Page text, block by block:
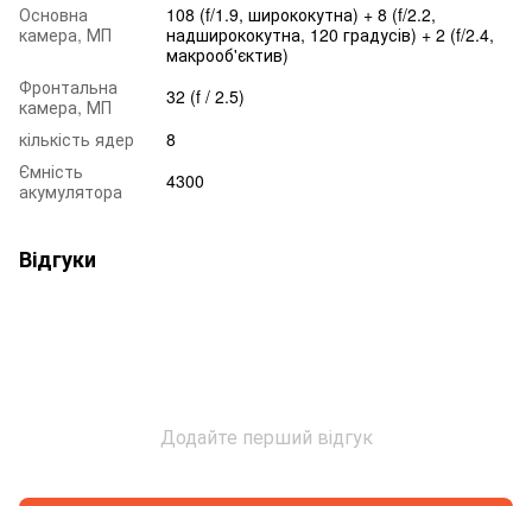
Основна
камера, МП
108 (f/1.9, ширококутна) + 8 (f/2.2,
надширококутна, 120 градусів) + 2 (f/2.4,
макрооб'єктив)
Фронтальна
камера, МП
32 (f / 2.5)
кількість ядер
8
Ємність
акумулятора
4300
Відгуки
Додайте перший відгук